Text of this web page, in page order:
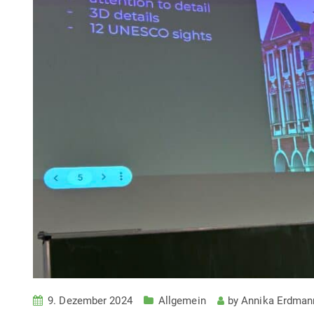
9. Dezember 2024 Allgemein byAnnika